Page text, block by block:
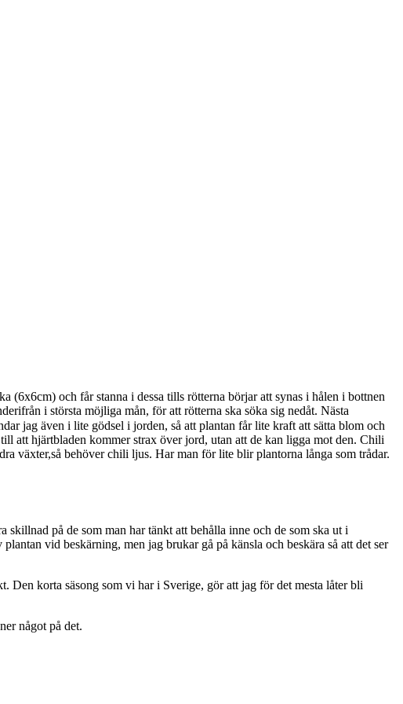
och får stanna i dessa tills rötterna börjar att synas i hålen i bottnen
i största möjliga mån, för att rötterna ska söka sig nedåt. Nästa
jag även i lite gödsel i jorden, så att plantan får lite kraft att sätta blom och
att hjärtbladen kommer strax över jord, utan att de kan ligga mot den. Chili
växter,så behöver chili ljus. Har man för lite blir plantorna långa som trådar.
på de som man har tänkt att behålla inne och de som ska ut i
vid beskärning, men jag brukar gå på känsla och beskära så att det ser
Den korta säsong som vi har i Sverige, gör att jag för det mesta låter bli
något på det.